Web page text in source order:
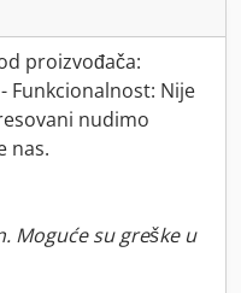
proizvođača:
Funkcionalnost: Nije
nudimo
nas.
Moguće su greške u